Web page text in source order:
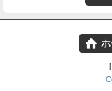
⌂
[